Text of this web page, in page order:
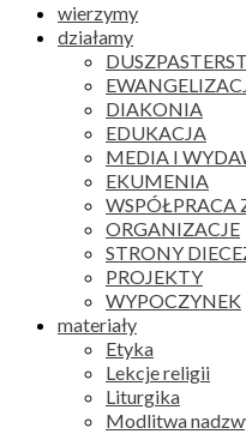
wierzymy
działamy
DIAKONIA
EDUKACJA
MEDIA I
EKUMENIA
ORGANIZACJE
STRONY
PROJEKTY
WYPOCZYNEK
materiały
Etyka
Lekcje religii
Liturgika
Modlitwa